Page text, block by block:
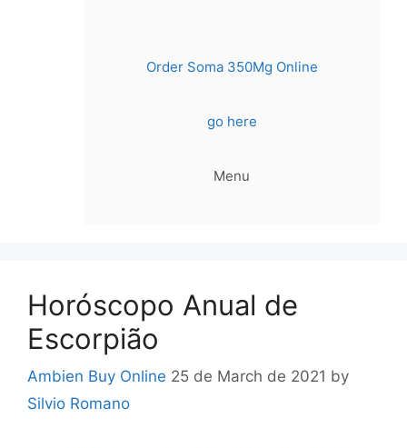
Order Soma 350Mg Online
go here
Menu
Horóscopo Anual de
Escorpião
Ambien Buy Online 25 de March de 2021 by
Silvio Romano